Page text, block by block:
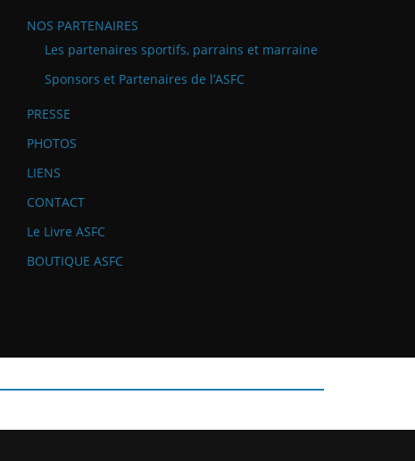
NOS PARTENAIRES
Les partenaires sportifs, parrains et marraine
Sponsors et Partenaires de l’ASFC
PRESSE
PHOTOS
LIENS
CONTACT
Le Livre ASFC
BOUTIQUE ASFC